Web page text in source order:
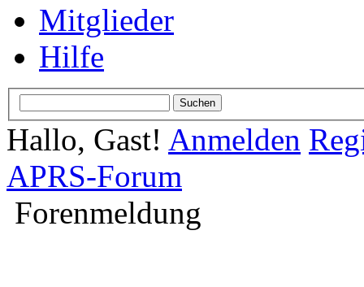
Mitglieder
Hilfe
Hallo, Gast! Anmelden
APRS-Forum
Forenmeldung